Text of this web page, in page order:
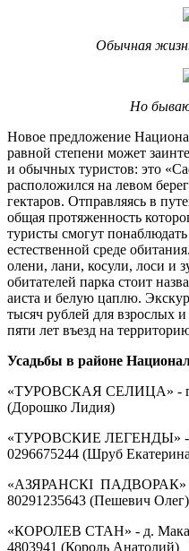
Обычная
Но
Новое предложение
равной степени может
и обычных туристов: это
расположился на левом
гектаров. Отправляясь в
общая протяженность
туристы смогут
естественной среде
олени, лани, косули, лоси и
обитателей парка стоит
аиста и белую цаплю.
тысяч рублей для взрослых
пяти лет въезд на
Усадьбы в районе
«ТУРОВСКАЯ СЕЛИЦА» - г.
(Дорошко Лидия)
«ТУРОВСКИЕ ЛЕГЕНДЫ» - г.
029­667­52­44 (Шруб
«АЗЯРАНСКІ ПАДВОРАК» -
8­029­123­56­43 (Пешевич Олег)
«КОРОЛЕВ СТАН» - д.
480­39­41 (Король Анатолий)